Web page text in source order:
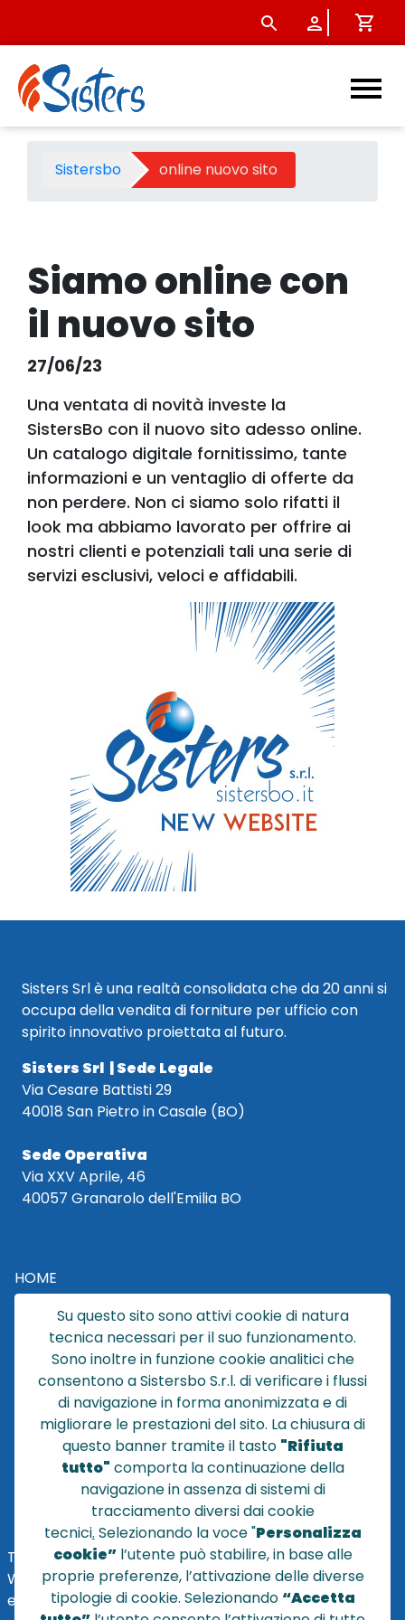
online nuovo sito -
Sistersbo online nuovo sito
Siamo online con
il nuovo sito
27/06/23
Una ventata di novità investe la
SistersBo con il nuovo sito adesso online.
Un catalogo digitale fornitissimo, tante
informazioni e un ventaglio di offerte da
non perdere. Non ci siamo solo rifatti il
look ma abbiamo lavorato per offrire ai
nostri clienti e potenziali tali una serie di
servizi esclusivi, veloci e affidabili.
Sisters Srl è una realtà consolidata che da 20 anni si
occupa della vendita di forniture per ufficio con
spirito innovativo proiettata al futuro.
Sisters Srl | Sede Legale
Via Cesare Battisti 29
40018 San Pietro in Casale (BO)
Sede Operativa
Via XXV Aprile, 46
40057 Granarolo dell'Emilia BO
HOME
CATALOGO
CHI SIAMO
NEWS
CONTATTACI
CONDIZIONI DI VENDITA
POLICY PRIVACY
NOTE LEGALI
TEL
+39 051 320210
WHATSAPP:+39345 7201724
eMai
vendite@sistersbo.it
Su questo sito sono attivi cookie di natura
tecnica necessari per il suo funzionamento.
Sono inoltre in funzione cookie analitici che
consentono a Sistersbo S.r.l. di verificare i flussi
di navigazione in forma anonimizzata e di
migliorare le prestazioni del sito. La chiusura di
questo banner tramite il tasto "Rifiuta
tutto" comporta la continuazione della
navigazione in assenza di sistemi di
tracciamento diversi dai cookie
tecnici. Selezionando la voce "Personalizza
cookie”l’utente può stabilire, in base alle
proprie preferenze, l’attivazione delle diverse
tipologie di cookie. Selezionando “Accetta